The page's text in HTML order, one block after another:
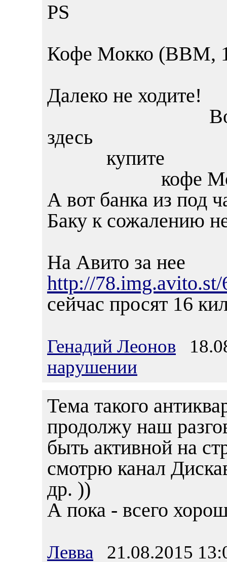
PS
Кофе Мокко (ВВМ,
Далеко не ходите!
Во
здесь
купите
кофе
А вот банка из под
Баку к сожалению
На Авито за нее
http://
сейчас просят 16
Генадий Леонов
нарушении
Тема такого
продолжу наш
быть активной на
смотрю канал
др. ))
А пока - всего
Левва 21.08.2015